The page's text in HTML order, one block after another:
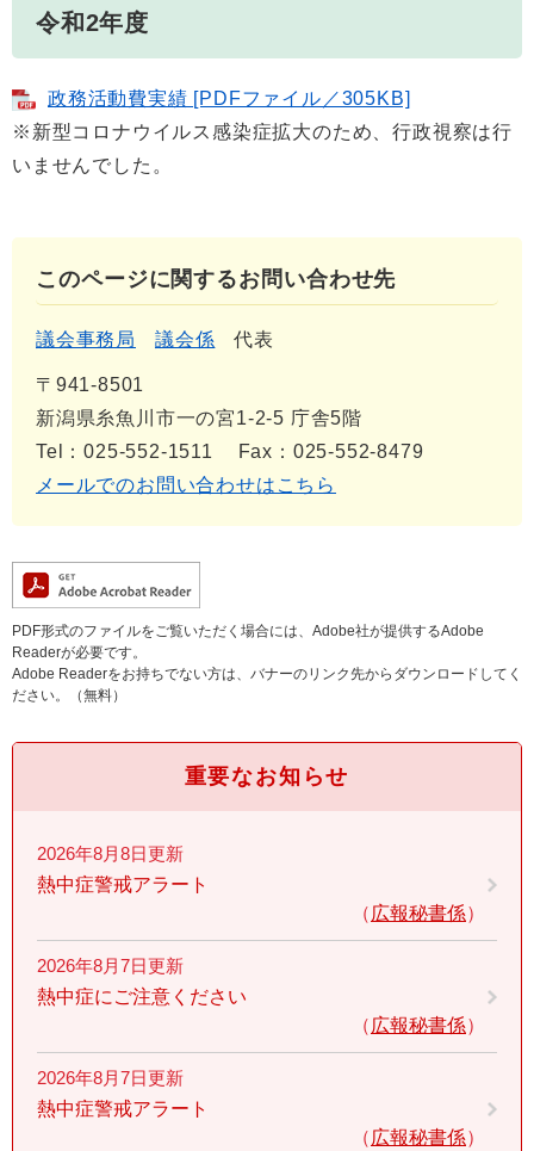
令和2年度
政務活動費実績 [PDFファイル／305KB]
※新型コロナウイルス感染症拡大のため、行政視察は行
いませんでした。
このページに関するお問い合わせ先
議会事務局 議会係 代表
〒941-8501
新潟県糸魚川市一の宮1-2-5 庁舎5階
Tel：025-552-1511
Fax：025-552-8479
メールでのお問い合わせはこちら
PDF形式のファイルをご覧いただく場合には、Adobe社が提供するAdobe
Readerが必要です。
Adobe Readerをお持ちでない方は、バナーのリンク先からダウンロードしてく
ださい。（無料）
重要なお知らせ
2026年8月8日更新
熱中症警戒アラート
広報秘書係
2026年8月7日更新
熱中症にご注意ください
広報秘書係
2026年8月7日更新
熱中症警戒アラート
広報秘書係